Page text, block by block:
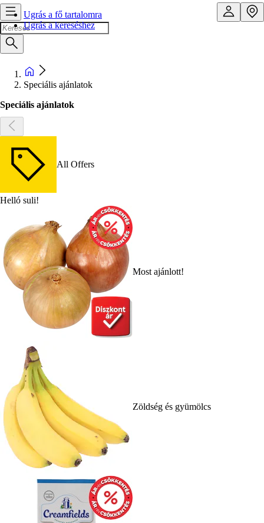
Ugrás a fő tartalomra
Ugrás a kereséshez
Speciális ajánlatok
Speciális ajánlatok
All Offers
Helló suli!
Most ajánlott!
Zöldség és gyümölcs